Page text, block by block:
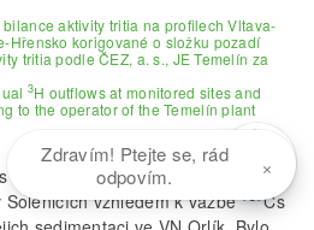
aktivity tritia na profilech Vltava-
Hřensko korigované o složku pozadí
tritia podle ČEZ, a. s., JE Temelín za
3H outflows at monitored sites and
to the operator of the Temelín plant
byly v celém období zjišťovány pro
vzhledem k vazbě137Cs
Zdravím! Ptejte se, rád
odpovím.
×